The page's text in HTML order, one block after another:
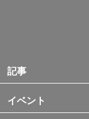
記事
イベント